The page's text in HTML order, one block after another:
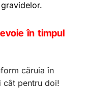
în timpul
căruia în
cât pentru doi!